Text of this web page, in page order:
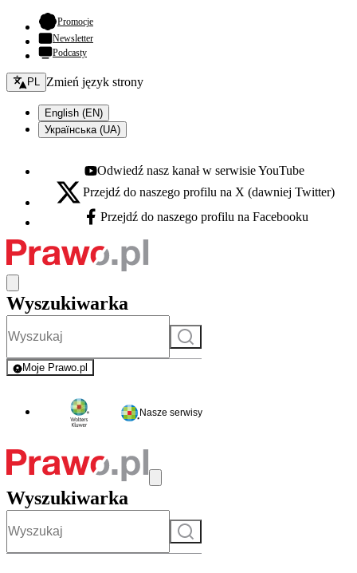
Promocje- otwiera się w nowej karcie
Newsletter
Podcasty
Zmień język - bieżący:
PL Zmień język strony
English (EN)
Українська (UA)
Youtube - otwiera się w nowej karcie
Odwiedź nasz kanał w serwisie YouTube
X - otwiera się w nowej karcie
Przejdź do naszego profilu na X (dawniej Twitter)
Facebook - otwiera się w nowej karcie
Przejdź do naszego profilu na Facebooku
Wyszukiwarka
Szukaj
Moje Prawo.pl
- rejestracja i logowanie do serwisu
Nasze serwisy
Wyszukiwarka
Szukaj